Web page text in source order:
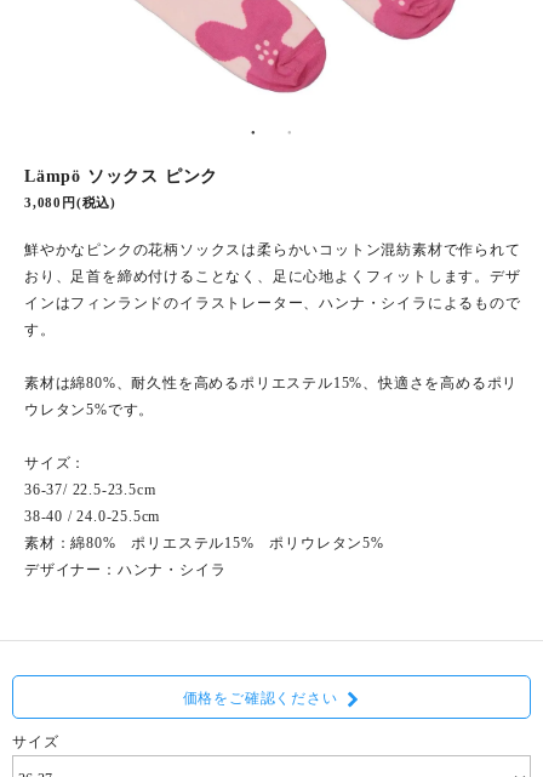
Lämpö ソックス ピンク
3,080円(税込)
鮮やかなピンクの花柄ソックスは柔らかいコットン混紡素材で作られて
おり、足首を締め付けることなく、足に心地よくフィットします。デザ
インはフィンランドのイラストレーター、ハンナ・シイラによるもので
す。
素材は綿80%、耐久性を高めるポリエステル15%、快適さを高めるポリ
ウレタン5%です。
サイズ：
36-37/ 22.5-23.5cm
38-40 / 24.0-25.5cm
素材：綿80% ポリエステル15% ポリウレタン5%
デザイナー：ハンナ・シイラ
価格をご確認ください
サイズ